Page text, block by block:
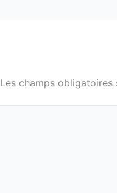
Les champs obligatoires